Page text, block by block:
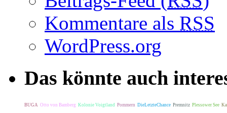
Kommentare als RSS
WordPress.org
Das könnte auch
BUGA Otto von Bamberg Kolonie Voigtland Pommern DieLetzteChance Premnitz Plessower See